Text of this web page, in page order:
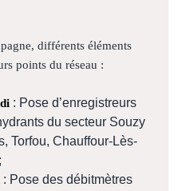
différents éléments
points du réseau :
: Pose d’enregistreurs
du secteur Souzy
Torfou, Chauffour-Lès-
: Pose des débitmètres